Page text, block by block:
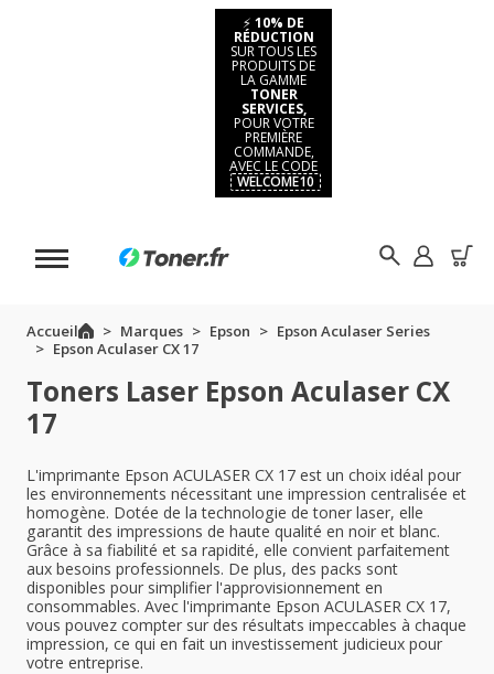
⚡ 10% DE
RÉDUCTION
SUR TOUS LES
PRODUITS DE
LA GAMME
TONER
SERVICES,
POUR VOTRE
PREMIÈRE
COMMANDE,
AVEC LE CODE
WELCOME10
Accueil Marques Epson
Epson Aculaser Series
Epson Aculaser CX 17
Toners Laser Epson Aculaser CX
17
L'imprimante Epson ACULASER CX 17 est un choix idéal pour
les environnements nécessitant une impression centralisée et
homogène. Dotée de la technologie de toner laser, elle
garantit des impressions de haute qualité en noir et blanc.
Grâce à sa fiabilité et sa rapidité, elle convient parfaitement
aux besoins professionnels. De plus, des packs sont
disponibles pour simplifier l'approvisionnement en
consommables. Avec l'imprimante Epson ACULASER CX 17,
vous pouvez compter sur des résultats impeccables à chaque
impression, ce qui en fait un investissement judicieux pour
votre entreprise.